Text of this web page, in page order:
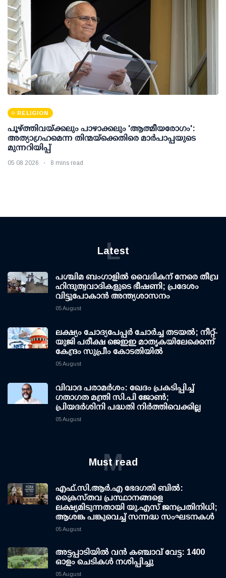
RELIGION
പൂഴ്ത്തിവയ്ക്കലും പാഴാക്കലും 'ആത്മീയരോഗം':
അത്യാഗ്രഹമെന്ന തിന്മയ്ക്കെതിരെ മാർപാപ്പയുടെ
മുന്നറിയിപ്പ്
05 08 2026 8 mins read
Latest
L
പശ്ചിമ ബംഗാളിൽ വൈദികന് നേരെ തീവ്ര
ഹിന്ദുത്വവാദികളുടെ ഭീഷണി; പ്രദേശം
വിട്ടുപോകാൻ അന്ത്യശാസനം
05 August
ലക്ഷ്യം ചോദ്യപേപ്പര്‍ ചോര്‍ച്ച തടയല്‍; നീറ്റ്-
യുജി പരീക്ഷ ജെഇഇ മാതൃകയിലേക്കെന്ന്
കേന്ദ്രം സുപ്രീം കോടതിയില്‍
05 August
വിവാദ പരാമര്‍ശം: ഖേദം പ്രകടിപ്പിച്ച്
ഗതാഗത മന്ത്രി സി.പി ജോണ്‍;
പ്രിയദര്‍ശിനി പദ്ധതി നിര്‍ത്തിവെക്കില്ല
05 August
Must read
M
എഫ്.സി.ആര്‍.എ ഭേദഗതി ബില്‍:
ക്രൈസ്തവ പ്രസ്ഥാനങ്ങളെ
ലക്ഷ്യമിടുന്നതായി യു.എസ് ജനപ്രതിനിധി;
ആശങ്ക പങ്കുവെച്ച് സന്നദ്ധ സംഘടനകള്‍
05 August
അട്ടപ്പാടിയില്‍ വന്‍ കഞ്ചാവ് വേട്ട: 1400
ഓളം ചെടികള്‍ നശിപ്പിച്ചു
05 August